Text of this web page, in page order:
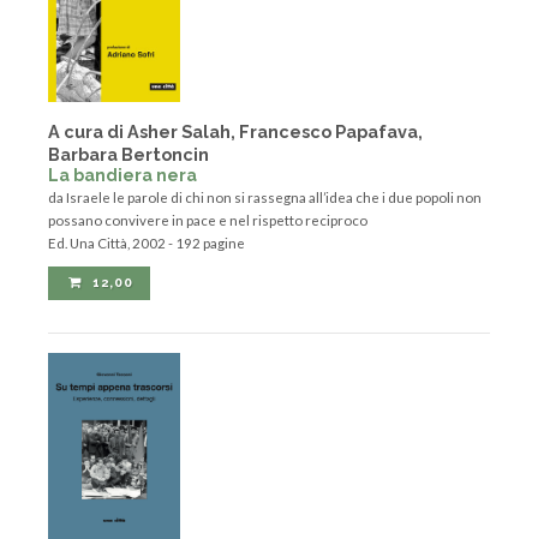
A cura di Asher Salah, Francesco Papafava,
Barbara Bertoncin
La bandiera nera
da Israele le parole di chi non si rassegna all’idea che i due popoli non
possano convivere in pace e nel rispetto reciproco
Ed. Una Città, 2002 - 192 pagine
12,00